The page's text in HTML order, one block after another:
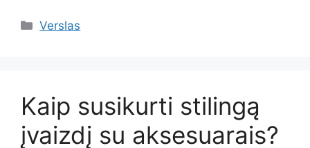
Kategorijos
Verslas
Kaip susikurti stilingą
įvaizdį su aksesuarais?